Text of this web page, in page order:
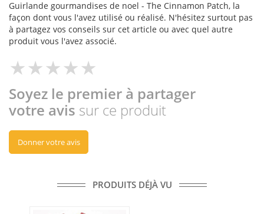
Guirlande gourmandises de noel - The Cinnamon Patch, la
façon dont vous l'avez utilisé ou réalisé. N'hésitez surtout pas
à partagez vos conseils sur cet article ou avec quel autre
produit vous l'avez associé.
Soyez le premier à partager
votre avis sur ce produit
Donner votre avis
PRODUITS DÉJÀ VU